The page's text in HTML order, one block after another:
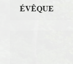
ÉVÊQUE